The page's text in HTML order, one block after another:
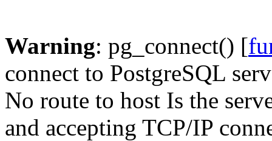
Warning: pg_connect() [
connect to PostgreSQL
No route to host Is the
and accepting TCP/IP